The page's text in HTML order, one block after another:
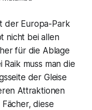
der Europa-Park
nicht bei allen
für die Ablage
Raik muss man die
der Gleise
Attraktionen
diese